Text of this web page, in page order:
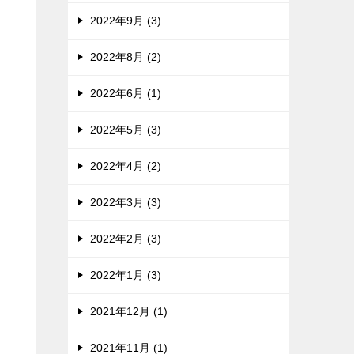
2022年9月 (3)
2022年8月 (2)
2022年6月 (1)
2022年5月 (3)
2022年4月 (2)
2022年3月 (3)
2022年2月 (3)
2022年1月 (3)
2021年12月 (1)
2021年11月 (1)